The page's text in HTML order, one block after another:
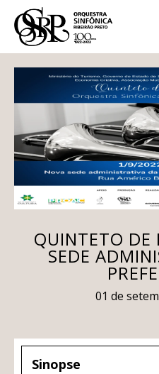
QUINTETO DE
SEDE
01 de
Sinopse